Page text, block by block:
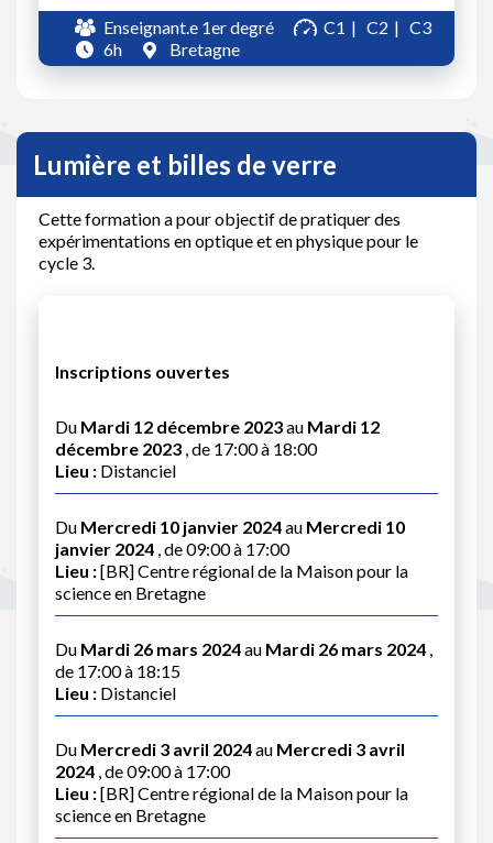
Enseignant.e 1er degré C1 C2
C3
6h
Bretagne
Lumière et billes de verre
Cette formation a pour objectif de pratiquer des
expérimentations en optique et en physique pour le
cycle 3.
Inscriptions ouvertes
Du Mardi 12 décembre 2023au Mardi 12
décembre 2023 , de 17:00 à 18:00
Lieu : Distanciel
Du Mercredi 10 janvier 2024au Mercredi 10
janvier 2024 , de 09:00 à 17:00
Lieu :[BR] Centre régional de la Maison pour la
science en Bretagne
Du Mardi 26 mars 2024au Mardi 26 mars 2024 ,
de 17:00 à 18:15
Lieu : Distanciel
Du Mercredi 3 avril 2024au Mercredi 3 avril
2024 , de 09:00 à 17:00
Lieu :[BR] Centre régional de la Maison pour la
science en Bretagne